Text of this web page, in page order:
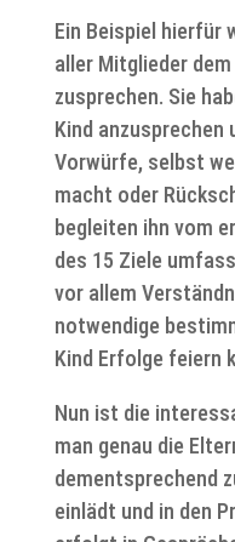
Ein Beispiel hierfür
aller Mitglieder
zusprechen. Sie
Kind anzusprechen
Vorwürfe, selbst
macht oder
begleiten ihn vom
des 15 Ziele
vor allem
notwendige
Kind Erfolge feiern
Nun ist die
man genau die
dementsprechend
einlädt und in den